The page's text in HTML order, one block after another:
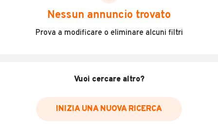
scegliere in modo trasparente e sicuro, come:
Incidenti in cui è stato coinvolto il veicolo
Data e luogo delle revisioni effettuate
Inserisci il numero di targa per verificare la disponibilità
Nessun annuncio trovato
Prova a modificare o eliminare alcuni filtri
Vuoi cercare altro?
INIZIA UNA NUOVA RICERCA